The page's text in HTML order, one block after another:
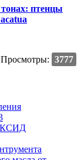
птенцы
Просмотры: 3777